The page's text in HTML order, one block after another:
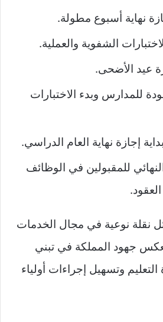
نهاية أسبوع مطولة.
الشفوية والعملية.
عيد الأضحى.
للمدارس وبدء الاختبارات
إجازة نهاية العام الدراسي.
للمقبولين في الوظائف
نقلة نوعية في مجال الخدمات
جهود المملكة في تبني
وتسهيل إجراءات أولياء